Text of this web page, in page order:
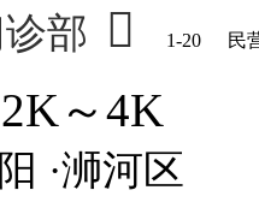
部  1-20 民
2K～4K
·浉河区